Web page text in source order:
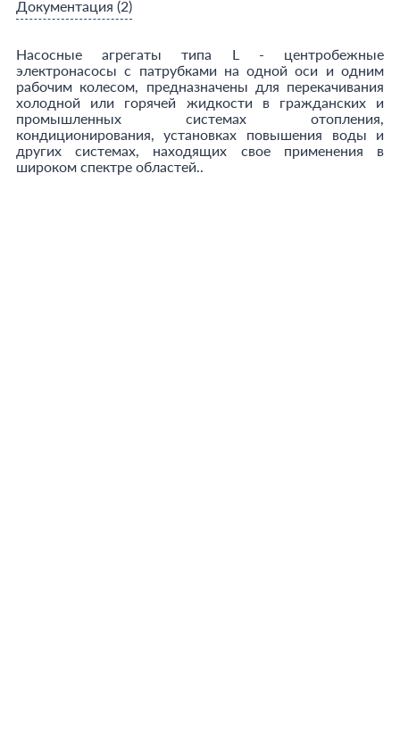
Документация (2)
Насосные агрегаты типа L - центробежные
электронасосы с патрубками на одной оси и одним
рабочим колесом, предназначены для перекачивания
холодной или горячей жидкости в гражданских и
промышленных системах отопления,
кондиционирования, установках повышения воды и
других системах, находящих свое применения в
широком спектре областей..